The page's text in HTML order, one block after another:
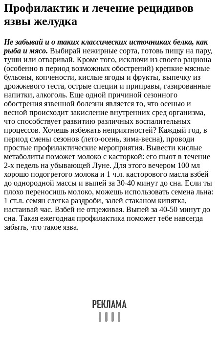
Профилактик и лечение рецидивов
язвы желудка
Не забывай и о таких классических источниках белка, как
рыба и мясо. Выбирай нежирные сорта, готовь пищу на пару,
туши или отваривай. Кроме того, исключи из своего рациона
(особенно в период возможных обострений) крепкие мясные
бульоны, копчености, кислые ягоды и фрукты, выпечку из
дрожжевого теста, острые специи и приправы, газированные
напитки, алкоголь. Еще одной причиной сезонного
обострения язвенной болезни является то, что осенью и
весной происходит закисление внутренних сред организма,
что способствует развитию различных воспалительных
процессов. Хочешь избежать неприятностей? Каждый год, в
период смены сезонов (лето-осень, зима-весна), проводи
простые профилактические мероприятия. Вывести кислые
метаболиты поможет молоко с касторкой: его пьют в течение
2-х педель на убывающей Луне. Для этого вечером 100 мл
хорошо подогретого молока и 1 ч.л. касторового масла взбей
до однородной массы и выпей за 30-40 минут до сна. Если ты
плохо переносишь молоко, можешь использовать семена льна:
1 ст.л. семян слегка раздроби, залей стаканом кипятка,
настаивай час. Взбей не отцеживая. Выпей за 40-50 минут до
сна. Такая ежегодная профилактика поможет тебе навсегда
забыть, что такое язва.